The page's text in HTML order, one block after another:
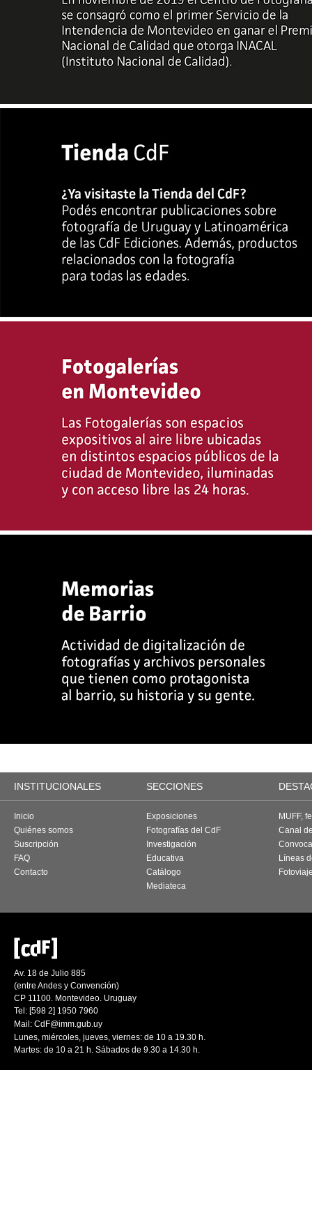
INSTITUCIONALES SECCIONES
Inicio
Quiénes somos
Suscripción
FAQ
Contacto
Exposiciones
Fotografías del CdF
Investigación
Educativa
Catálogo
Mediateca
MUFF,
Canal
Líneas
Av. 18 de Julio 885
(entre Andes y Convención)
CP 11100. Montevideo. Uruguay
Tel: [598 2] 1950 7960
Mail: CdF@imm.gub.uy
Lunes, miércoles, jueves, viernes: de 10 a 19.30 h.
Martes: de 10 a 21 h. Sábados de 9.30 a 14.30 h.